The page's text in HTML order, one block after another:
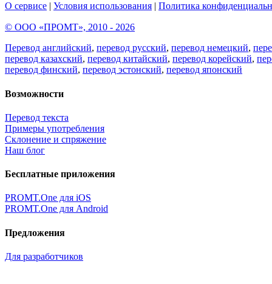
О сервисе | Условия использования | Политика
© ООО «ПРОМТ», 2010 - 2026
Перевод английский, перевод русский, перевод немецкий,
перевод казахский, перевод китайский, перевод корейский,
перевод финский, перевод эстонский, перевод японский
Возможности
Перевод текста
Примеры употребления
Склонение и спряжение
Наш блог
Бесплатные приложения
PROMT.One для iOS
PROMT.One для Android
Предложения
Для разработчиков